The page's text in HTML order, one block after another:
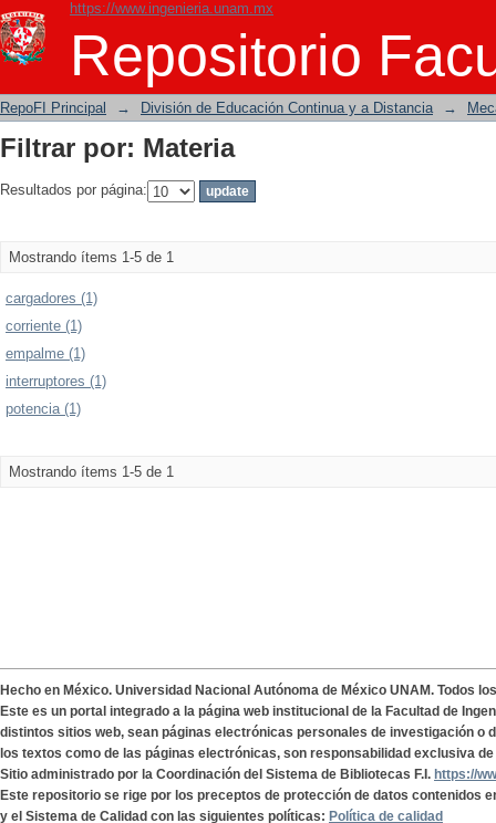
https://www.ingenieria.unam.mx
Repositorio
Filtrar por: Materia
RepoFI Principal → División de Educación Continua y a Distancia →
Filtrar por: Materia
Resultados por página:
Mostrando ítems 1-5 de 1
cargadores (1)
corriente (1)
empalme (1)
interruptores (1)
potencia (1)
Mostrando ítems 1-5 de 1
Hecho en México. Universidad Nacional Autónoma de México UNAM. Todos
Este es un portal integrado a la página web institucional de la Facultad de
distintos sitios web, sean páginas electrónicas personales de investigación o
los textos como de las páginas electrónicas, son responsabilidad exclusiva
Sitio administrado por la Coordinación del Sistema de Bibliotecas F.I. https://
Este repositorio se rige por los preceptos de protección de datos contenidos
y el Sistema de Calidad con las siguientes políticas: Política de calidad